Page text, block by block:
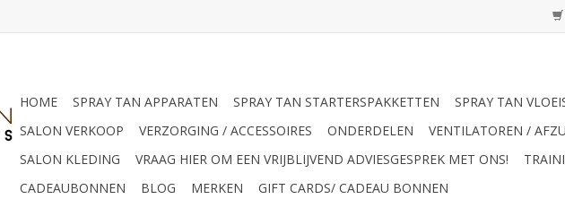
HOME SPRAY TAN APPARATEN SPRAY TAN STARTERSPAKKETTEN SPRAY TAN
SALON VERKOOP
VERZORGING / ACCESSOIRES ONDERDELEN VENTILATOREN /
SALON KLEDING
VRAAG HIER OM EEN VRIJBLIJVEND ADVIESGESPREK MET ONS!
CADEAUBONNEN
BLOG MERKEN GIFT CARDS/ CADEAU BONNEN